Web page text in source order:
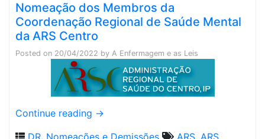
Nomeação dos Membros da
Coordenação Regional de Saúde Mental
da ARS Centro
Posted on 20/04/2022 by A Enfermagem e as Leis
Continue reading →
DR, Nomeações e Demissões ARS, ARS